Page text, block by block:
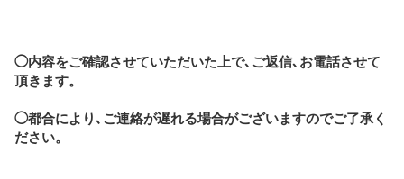
◯内容をご確認させていただいた上で､ご返信､お電話させて
頂きます。
◯都合により､ご連絡が遅れる場合がございますのでご了承く
ださい。